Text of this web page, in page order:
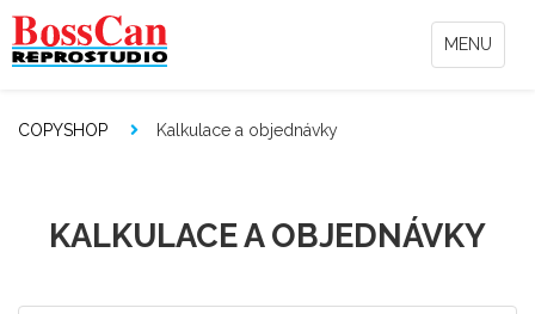
MENU
COPYSHOP Kalkulace a objednávky
KALKULACE A OBJEDNÁVKY